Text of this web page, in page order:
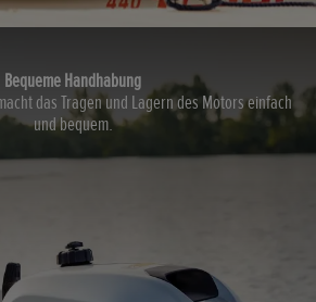
Bequeme Handhabung
das Tragen und Lagern des Motors einfach
und bequem.